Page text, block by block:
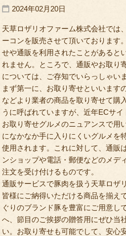
2024年02月20日
天草ロザリオファーム株式会社では
ーコンを販売させて頂いております
せや通販を利用されたことがあると
れません。ところで、通販やお取り
については、ご存知でいらっしゃい
まず第一に、お取り寄せといいます
などより業者の商品を取り寄せて購
うに呼ばれていますが、近年ECサ
お取り寄せグルメのニュアンスで用
になかなか手に入りにくいグルメを
使用されます。これに対して、通販
ンショップや電話・郵便などのメデ
注文を受け付けるものです。
通販サービスで豚肉を扱う天草ロザ
皆様にご納得いただける商品を揃え
ぐりのブランド豚を豊富にご用意し
へ、節目のご挨拶の贈答用にぜひ当
い。お取り寄せも可能でして、安心